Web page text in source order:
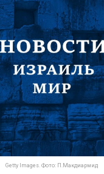
Getty Images. Фото: П.Макдиармид